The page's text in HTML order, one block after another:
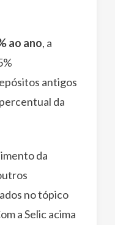
ao ano, a
antigos
da
da
no tópico
a Selic acima